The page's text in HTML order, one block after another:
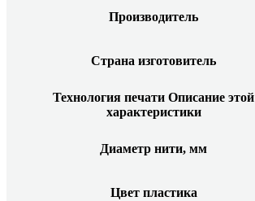
Производитель
Страна изготовитель
Технология печати Описание этой
характеристики
Диаметр нити, мм
Цвет пластика